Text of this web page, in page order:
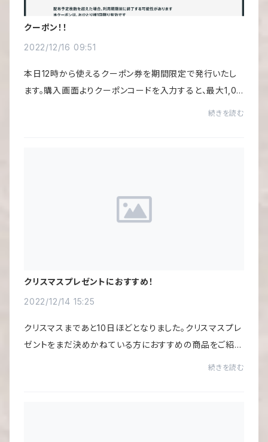
クーポン！！
2022/12/16 09:51
本日12時から使えるクーポン券を期間限定で発行いたし
ます。購入画面よりクーポンコードを入力すると、最大1,00
続きを読む
クリスマスプレゼントにおすすめ！
2022/12/14 15:25
クリスマスまであと10日ほどとなりました。クリスマスプレ
ゼントをまだ決めかねている方におすすめの商品をご紹介
続きを読む